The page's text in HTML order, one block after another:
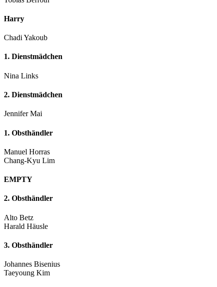
Harry
Chadi Yakoub
1. Dienstmädchen
Nina Links
2. Dienstmädchen
Jennifer Mai
1. Obsthändler
Manuel Horras
Chang-Kyu Lim
EMPTY
2. Obsthändler
Alto Betz
Harald Häusle
3. Obsthändler
Johannes Bisenius
Taeyoung Kim